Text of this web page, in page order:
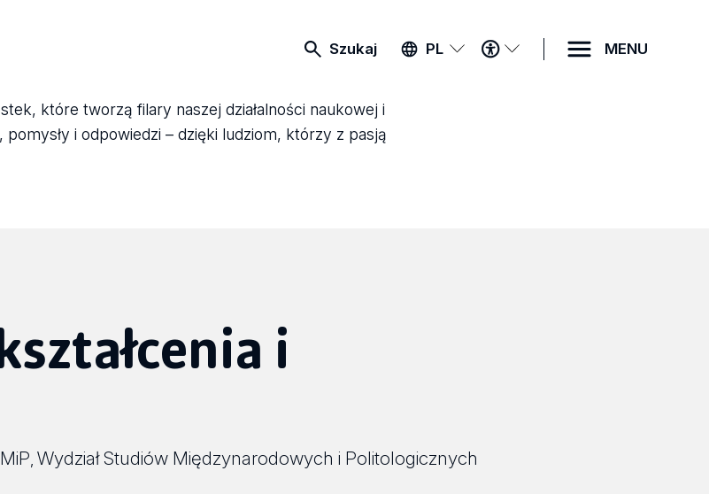
Szukaj PL
MENU
DOSTĘPNOŚCI
MENU
które tworzą filary naszej działalności naukowej i
i odpowiedzi – dzięki ludziom, którzy z pasją
i
Wydział Studiów Międzynarodowych i Politologicznych